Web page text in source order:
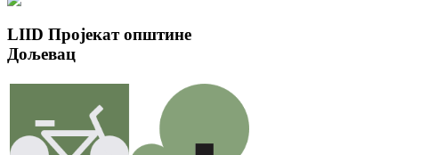
LIID Пројекат општине
Дољевац